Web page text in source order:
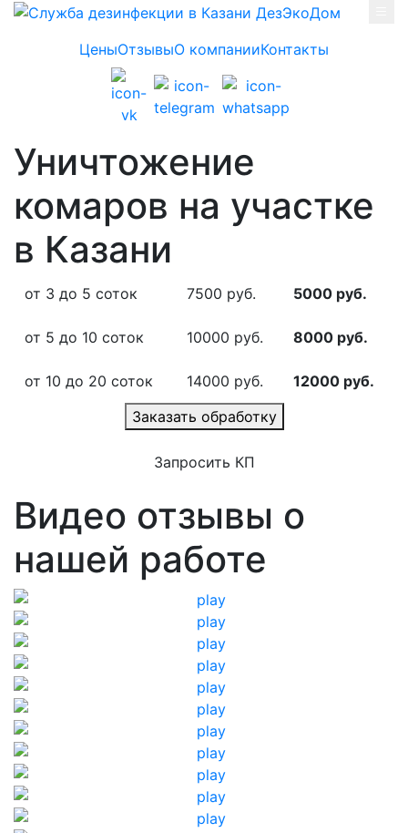
Skip to main content
ЦеныОтзывыО компанииКонтакты
Уничтожение
комаров на участке
в Казани
от 3 до 5 соток 7500 руб. 5000 руб.
от 5 до 10 соток 10000 руб. 8000 руб.
от 10 до 20 соток 14000 руб.
12000 руб.
Заказать обработку
Запросить КП
Видео отзывы о
нашей работе